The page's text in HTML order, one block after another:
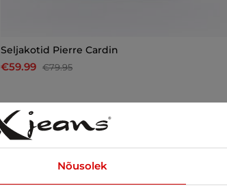
Seljakotid Pierre Cardin
€59.99 €79.95
-31%
Nõusolek